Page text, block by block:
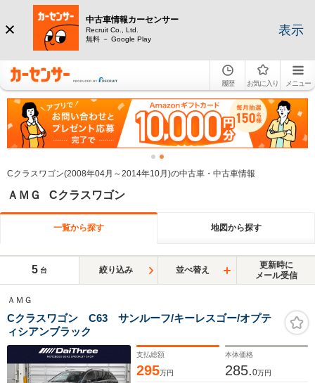
中古車情報カーセンサー
Recruit Co., Ltd.
無料 － Google Play
表示
履歴 お気に入り メニュー
Cクラスワゴン(2008年04月～2014年10月)の中古車・中古車情報
ＡＭＧ Cクラスワゴン
一覧から探す 地図から探す
5 台 絞り込み 並べ替え
更新時に
メール受信
ＡＭＧ
Cクラスワゴン C63 サンルーフ/キーレスゴー/オプテ
ィシアンブラック
支払総額
295万円
本体価格
285.0万円